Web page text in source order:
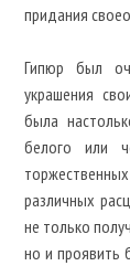
придания
Гипюр был
украшения
была
белого или
различных
не только
но и проявить